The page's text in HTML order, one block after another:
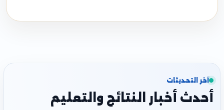
آخر التحديثات
أحدث أخبار النتائج والتعليم